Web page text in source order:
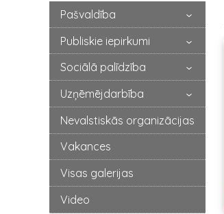
Pašvaldība
Publiskie iepirkumi
Sociālā palīdzība
Uzņēmējdarbība
Nevalstiskās organizācijas
Vakances
Visas galerijas
Video